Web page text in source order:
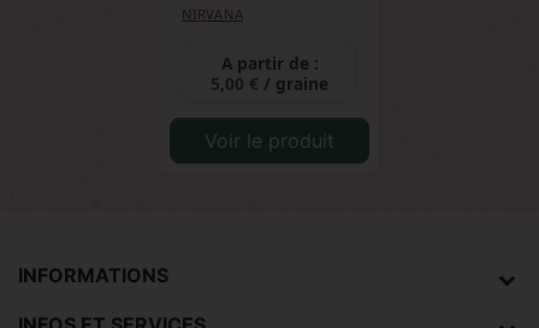
NIRVANA
A partir de :
5,00 € / graine
Voir le produit
INFORMATIONS